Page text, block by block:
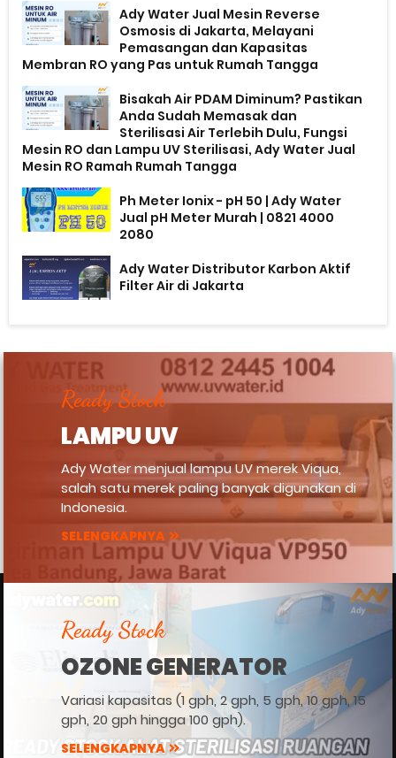
Ady Water Jual Mesin Reverse
Osmosis di Jakarta, Melayani
Pemasangan dan Kapasitas
Membran RO yang Pas untuk Rumah Tangga
Bisakah Air PDAM Diminum? Pastikan
Anda Sudah Memasak dan
Sterilisasi Air Terlebih Dulu, Fungsi
Mesin RO dan Lampu UV Sterilisasi, Ady Water Jual
Mesin RO Ramah Rumah Tangga
Ph Meter Ionix - pH 50 | Ady Water
Jual pH Meter Murah | 0821 4000
2080
Ady Water Distributor Karbon Aktif
Filter Air di Jakarta
Ready Stock
LAMPU UV
Ady Water menjual lampu UV merek Viqua,
salah satu merek paling banyak digunakan di
Indonesia.
SELENGKAPNYA
Ready Stock
OZONE GENERATOR
Variasi kapasitas (1 gph, 2 gph, 5 gph, 10 gph, 15
gph, 20 gph hingga 100 gph).
SELENGKAPNYA